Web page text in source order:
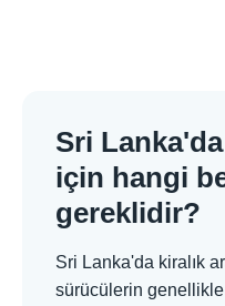
Sri
için hangi
gereklidir?
Sri Lanka'da kiralık
sürücülerin